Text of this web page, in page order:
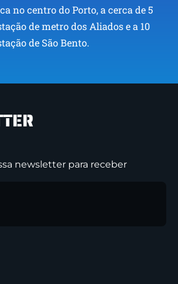
no centro do Porto, a cerca de 5
de metro dos Aliados e a 10
de São Bento.
newsletter para receber